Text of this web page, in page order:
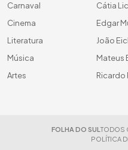
Carnaval
Cinema
Literatura
Música
Artes
Cátia
Edgar
João
Mateus
Ricardo
FOLHA DO SUL TODOS
POLÍTICA